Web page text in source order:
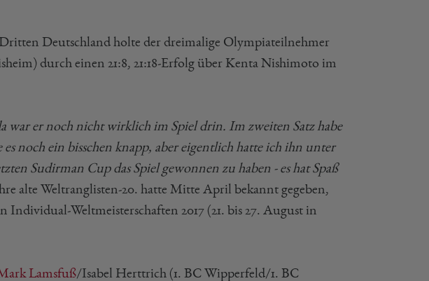
Deutschland holte der dreimalige Olympiateilnehmer
durch einen 21:8, 21:18-Erfolg über Kenta Nishimoto im
war er noch nicht wirklich im Spiel drin. Im zweiten Satz habe
noch ein bisschen knapp, aber eigentlich hatte ich ihn unter
Sudirman Cup das Spiel gewonnen zu haben - es hat Spaß
alte Weltranglisten-20. hatte Mitte April bekannt gegeben,
Individual-Weltmeisterschaften 2017 (21. bis 27. August in
Lamsfuß/Isabel Herttrich (1. BC Wipperfeld/1. BC